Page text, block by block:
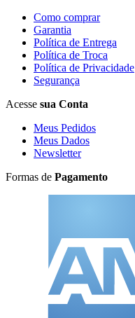
Como comprar
Garantia
Política de Entrega
Política de Troca
Política de Privacidade
Segurança
Acesse sua Conta
Meus Pedidos
Meus Dados
Newsletter
Formas de Pagamento